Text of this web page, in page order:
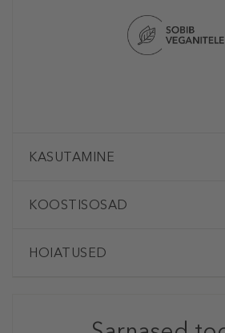
KASUTAMINE
KOOSTISOSAD
HOIATUSED